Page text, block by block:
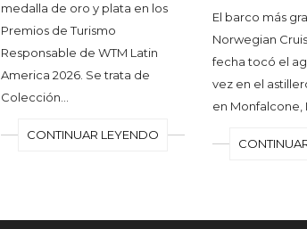
medalla de oro y plata en los
Premios de Turismo
Responsable de WTM Latin
America 2026. Se trata de
Colección…
CONTINUAR LEYENDO
El barco más
Norwegian
fecha tocó el
vez en el
en Monfalcone,